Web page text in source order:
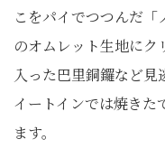
こをパイでつつんだ
のオムレット生地にク
入った巴里銅鑼など見
イートインでは焼きた
ます。